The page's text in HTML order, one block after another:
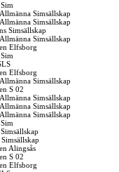
Simsällskap
Simsällskap
Simsällskap
Simsällskap
Elfsborg
Elfsborg
Simsällskap
S 02
Simsällskap
Simsällskap
Simsällskap
Alingsås
S 02
Elfsborg